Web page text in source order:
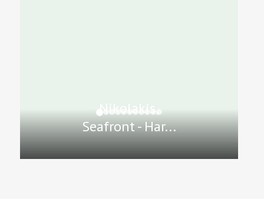
Nikolakis,
Seafront - Har...